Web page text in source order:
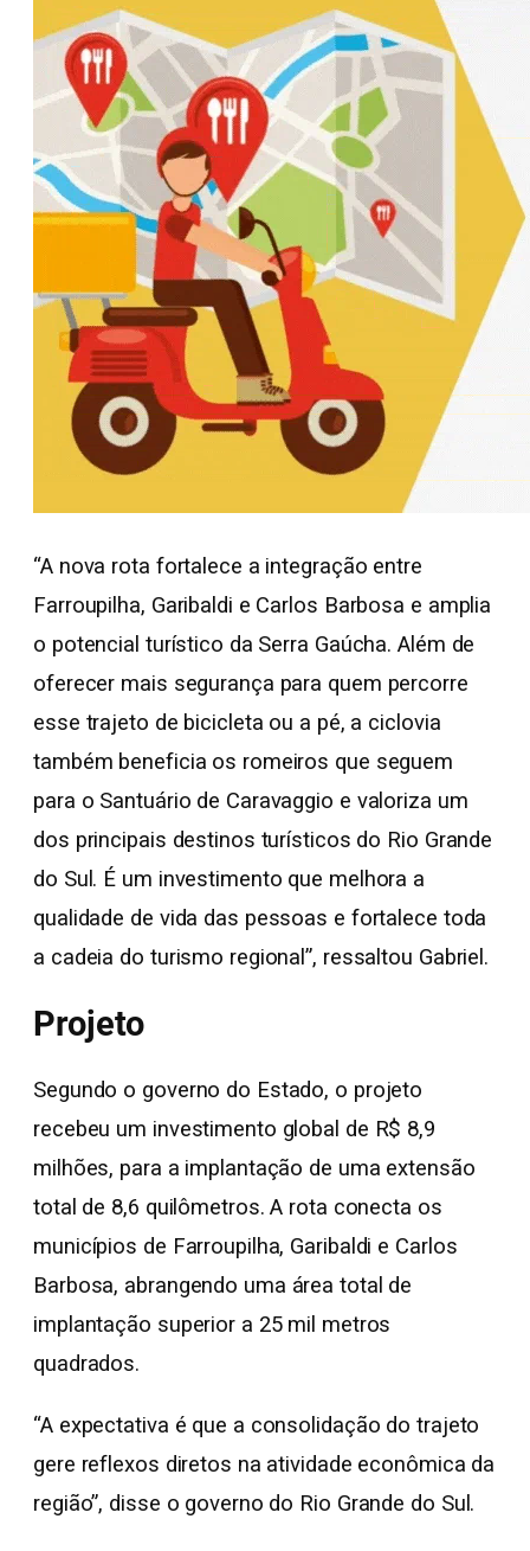
“A nova rota fortalece a integração entre
Farroupilha, Garibaldi e Carlos Barbosa e amplia
o potencial turístico da Serra Gaúcha. Além de
oferecer mais segurança para quem percorre
esse trajeto de bicicleta ou a pé, a ciclovia
também beneficia os romeiros que seguem
para o Santuário de Caravaggio e valoriza um
dos principais destinos turísticos do Rio Grande
do Sul. É um investimento que melhora a
qualidade de vida das pessoas e fortalece toda
a cadeia do turismo regional”, ressaltou Gabriel.
Projeto
Segundo o governo do Estado, o projeto
recebeu um investimento global de R$ 8,9
milhões, para a implantação de uma extensão
total de 8,6 quilômetros. A rota conecta os
municípios de Farroupilha, Garibaldi e Carlos
Barbosa, abrangendo uma área total de
implantação superior a 25 mil metros
quadrados.
“A expectativa é que a consolidação do trajeto
gere reflexos diretos na atividade econômica da
região”, disse o governo do Rio Grande do Sul.